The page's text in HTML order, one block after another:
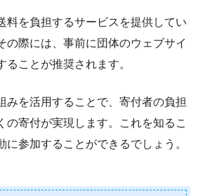
料を負担するサービスを提供してい
の際には、事前に団体のウェブサイ
ることが推奨されます。
みを活用することで、寄付者の負担
の寄付が実現します。これを知るこ
に参加することができるでしょう。